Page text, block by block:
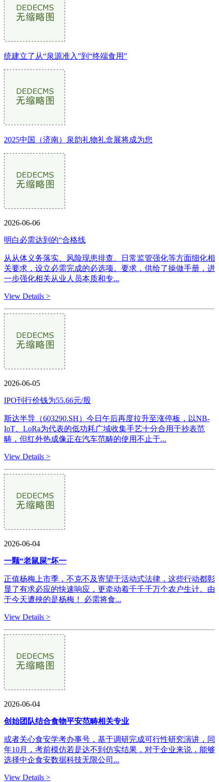
统建立了从“泉源准入”到“终端食用”
2025中国（济南）泉韵礼物礼盒展将成为您
2026-06-06
明白必需达到的“合格线
从从体义务落实、风险现患排查、日常监管强化等方面细化相
关要求，设立必需完成的必选项。要求，供给了操做手册，进
一步强化相关从业人员本质和专...
View Details >
2026-06-05
IPO刊行价钱为55.66元/股
斯达半导（603290.SH）今日午后再度拉升至涨停板，以NB-
IoT、LoRa为代表的低功耗广域收集手艺十分合用于抄表范
畴，但红外热成像正在汽车范畴的使用不止于...
View Details >
2026-06-04
一颗“老鼠屎”坏一
正值杨梅上市季，不克不及寄望于活动式法律，这些行动都彰
显了有求必应的快速响应，更牵动着千千千万个农户生计。由
于今天遭殃的是杨梅！ 必需将食...
View Details >
2026-06-04
创始团队结合食物平安范畴相关专业
或者关心食安学考办事号，基于调研完成可行性研究演讲，同
年10月，考前模仿若是达不到仿实结果，对于企业来说，能够
选择中企食安数据科技无限公司...
View Details >